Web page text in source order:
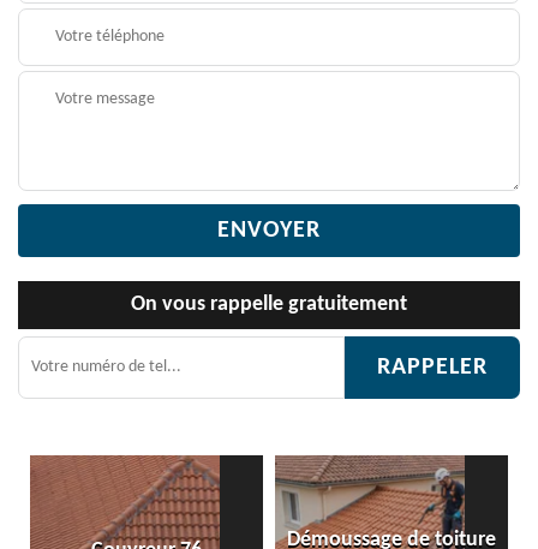
On vous rappelle gratuitement
Démoussage de toiture